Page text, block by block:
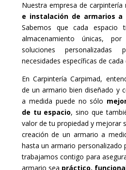
Nuestra empresa de carpintería
e instalación de armarios a
Sabemos que cada espacio
almacenamiento únicas,
soluciones personalizadas
necesidades específicas de cada
En Carpintería Carpimad,
de un armario bien diseñado y
a medida puede no sólo
de tu espacio, sino que
valor de tu propiedad y mejorar
creación de un armario a
hasta un armario personalizado
trabajamos contigo para
armario sea práctico,